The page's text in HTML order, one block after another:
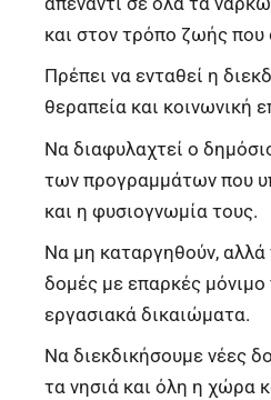
και στον τρόπο ζωής που
Πρέπει να ενταθεί η
θεραπεία και κοινωνική
Να διαφυλαχτεί ο
των προγραμμάτων που
και η φυσιογνωμία τους.
Να μη καταργηθούν, αλλά
δομές με επαρκές
εργασιακά δικαιώματα.
Να διεκδικήσουμε νέες
τα νησιά και όλη η χώρα